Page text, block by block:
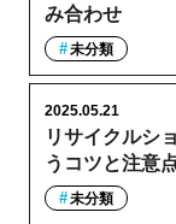
み合わせ
未分類
リサイクルシ
うコツと注意
2025.05.21
未分類